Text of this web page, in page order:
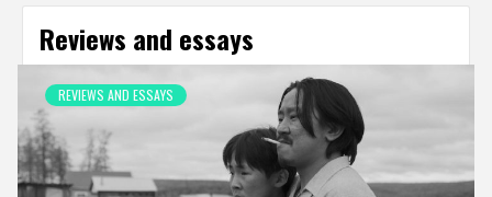
Reviews and essays
REVIEWS AND ESSAYS